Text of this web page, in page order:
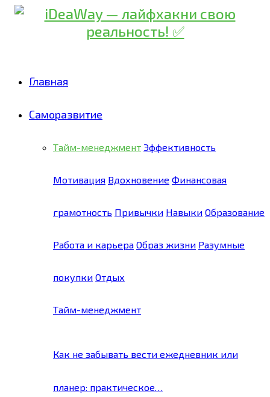
Главная
Саморазвитие
Тайм-менеджмент Эффективность
Мотивация Вдохновение Финансовая
грамотность Привычки Навыки Образование
Работа и карьера Образ жизни Разумные
покупки Отдых
Тайм-менеджмент
Как не забывать вести ежедневник или
планер: практическое…